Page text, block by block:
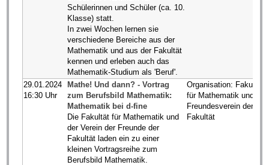
Schülerinnen und Schüler (ca. 10.
Klasse) statt.
In zwei Wochen lernen sie
verschiedene Bereiche aus der
Mathematik und aus der Fakultät
kennen und erleben auch das
Mathematik-Studium als 'Beruf'.
29.01.2024
16:30 Uhr
Mathe! Und dann? - Vortrag
zum Berufsbild Mathematik:
Mathematik bei d-fine
Die Fakultät für Mathematik und
der Verein der Freunde der
Fakultät laden ein zu einer
kleinen Vortragsreihe zum
Berufsbild Mathematik.
Organisation: Fakultät
für Mathematik und
Freundesverein der
Fakultät